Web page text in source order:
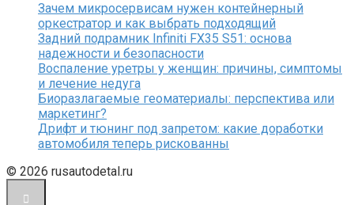
Зачем микросервисам нужен контейнерный
оркестратор и как выбрать подходящий
Задний подрамник Infiniti FX35 S51: основа
надежности и безопасности
Воспаление уретры у женщин: причины, симптомы
и лечение недуга
Биоразлагаемые геоматериалы: перспектива или
маркетинг?
Дрифт и тюнинг под запретом: какие доработки
автомобиля теперь рискованны
© 2026 rusautodetal.ru